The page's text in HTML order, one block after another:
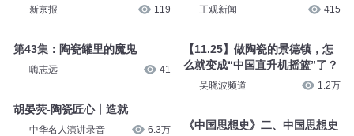
新京报 119
第43集：陶瓷罐里的魔鬼
嗨志远 41
胡晏荧-陶瓷匠心丨造就
中华名人演讲录音 6.3万
正观新闻 415
【11.25】做陶瓷的景德镇，怎
么就变成“中国直升机摇篮”了？
吴晓波频道 1.2万
《中国思想史》二、中国思想史